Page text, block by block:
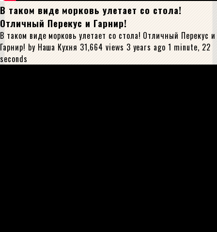
В таком виде морковь улетает со стола!
Отличный Перекус и Гарнир!
В таком виде морковь улетает со стола! Отличный Перекус и
Гарнир! by Наша Кухня 31,664 views 3 years ago 1 minute, 22
seconds